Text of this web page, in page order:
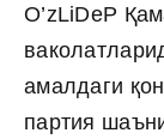
O’zLiDeP
амалдаги
партия